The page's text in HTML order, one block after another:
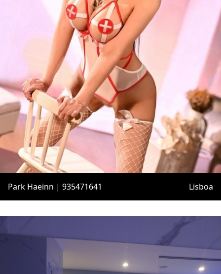
Park Haeinn | 935471641 Lisboa